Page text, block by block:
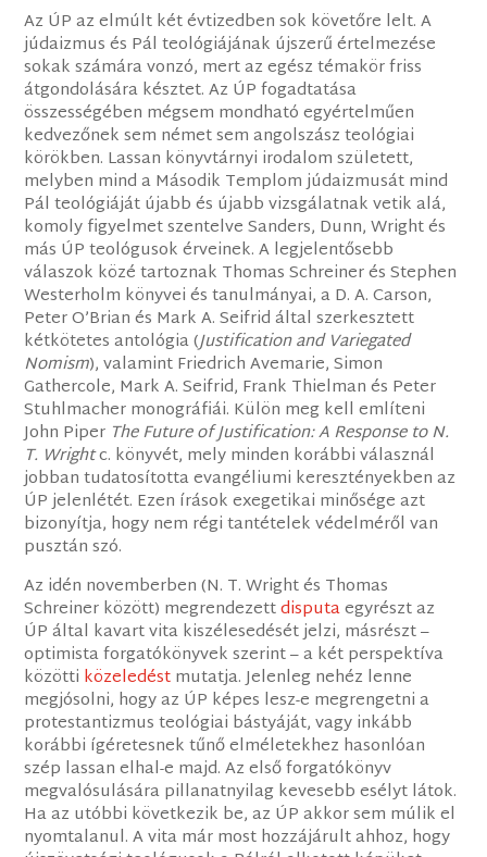
Az ÚP az elmúlt két évtizedben sok követőre lelt. A
júdaizmus és Pál teológiájának újszerű értelmezése
sokak számára vonzó, mert az egész témakör friss
átgondolására késztet. Az ÚP fogadtatása
összességében mégsem mondható egyértelműen
kedvezőnek sem német sem angolszász teológiai
körökben. Lassan könyvtárnyi irodalom született,
melyben mind a Második Templom júdaizmusát mind
Pál teológiáját újabb és újabb vizsgálatnak vetik alá,
komoly figyelmet szentelve Sanders, Dunn, Wright és
más ÚP teológusok érveinek. A legjelentősebb
válaszok közé tartoznak Thomas Schreiner és Stephen
Westerholm könyvei és tanulmányai, a D. A. Carson,
Peter O’Brian és Mark A. Seifrid által szerkesztett
kétkötetes antológia (Justification and Variegated
Nomism), valamint Friedrich Avemarie, Simon
Gathercole, Mark A. Seifrid, Frank Thielman és Peter
Stuhlmacher monográfiái. Külön meg kell említeni
John Piper TheFuture of Justification: A Response to N.
T. Wrightc. könyvét, mely minden korábbi válasznál
jobban tudatosította evangéliumi keresztényekben az
ÚP jelenlétét. Ezen írások exegetikai minősége azt
bizonyítja, hogy nem régi tantételek védelméről van
pusztán szó.
Az idén novemberben (N. T. Wright és Thomas
Schreiner között) megrendezettdisputaegyrészt az
ÚP által kavart vita kiszélesedését jelzi, másrészt –
optimista forgatókönyvek szerint – a két perspektíva
közötti közeledéstmutatja. Jelenleg nehéz lenne
megjósolni, hogy az ÚP képes lesz-e megrengetni a
protestantizmus teológiai bástyáját, vagy inkább
korábbi ígéretesnek tűnő elméletekhez hasonlóan
szép lassan elhal-e majd. Az első forgatókönyv
megvalósulására pillanatnyilag kevesebb esélyt látok.
Ha az utóbbi következik be, az ÚP akkor sem múlik el
nyomtalanul. A vita már most hozzájárult ahhoz, hogy